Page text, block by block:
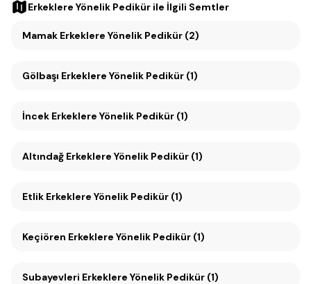
Erkeklere Yönelik Pedikür ile İlgili Semtler
Mamak Erkeklere Yönelik Pedikür (2)
Gölbaşı Erkeklere Yönelik Pedikür (1)
İncek Erkeklere Yönelik Pedikür (1)
Altındağ Erkeklere Yönelik Pedikür (1)
Etlik Erkeklere Yönelik Pedikür (1)
Keçiören Erkeklere Yönelik Pedikür (1)
Subayevleri Erkeklere Yönelik Pedikür (1)